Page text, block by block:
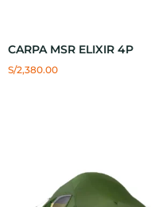
CARPA MSR ELIXIR 4P
S/2,380.00